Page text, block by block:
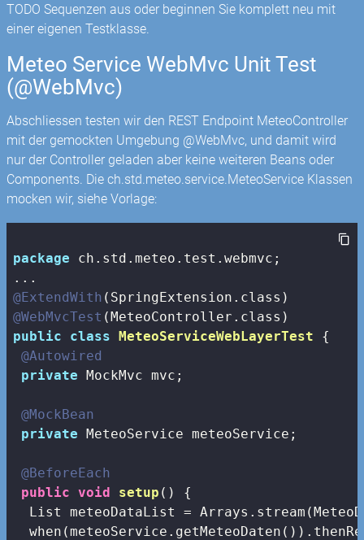
TODO Sequenzen aus oder beginnen Sie komplett neu mit
einer eigenen Testklasse.
Meteo Service WebMvc Unit Test
(@WebMvc)
Abschliessen testen wir den REST Endpoint MeteoController
mit der gemockten Umgebung @WebMvc, und damit wird
nur der Controller geladen aber keine weiteren Beans oder
Components. Die ch.std.meteo.service.MeteoService Klassen
mocken wir, siehe Vorlage:
package ch.std.meteo.test.webmvc;
@ExtendWith
@WebMvcTest
public
class MeteoServiceWebLayerTest
{
@Autowired
private MockMvc mvc;
@MockBean
private MeteoService meteoService;
@BeforeEach
public void setup ()
{
  List
meteoDataList =